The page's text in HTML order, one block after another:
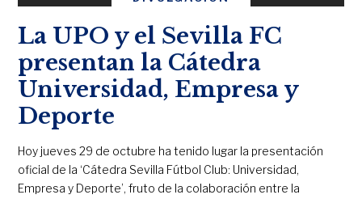
La UPO y el Sevilla FC
presentan la Cátedra
Universidad, Empresa y
Deporte
Hoy jueves 29 de octubre ha tenido lugar la presentación
oficial de la ‘Cátedra Sevilla Fútbol Club: Universidad,
Empresa y Deporte’, fruto de la colaboración entre la